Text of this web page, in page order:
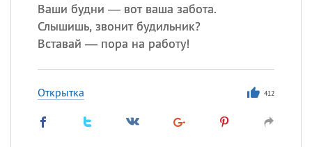
Ваши будни — вот ваша забота.
Слышишь, звонит будильник?
Вставай — пора на работу!
Открытка 412